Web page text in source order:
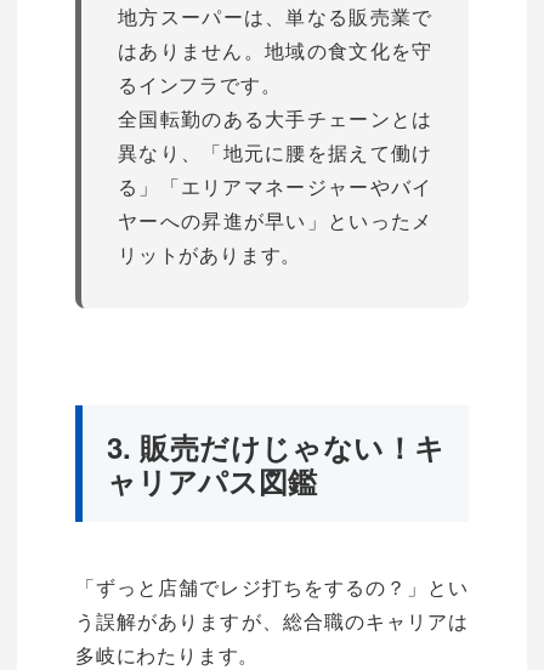
地方スーパーは、単なる販売業で
はありません。地域の食文化を守
るインフラです。
全国転勤のある大手チェーンとは
異なり、「地元に腰を据えて働け
る」「エリアマネージャーやバイ
ヤーへの昇進が早い」といったメ
リットがあります。
3. 販売だけじゃない！キ
ャリアパス図鑑
「ずっと店舗でレジ打ちをするの？」とい
う誤解がありますが、総合職のキャリアは
多岐にわたります。